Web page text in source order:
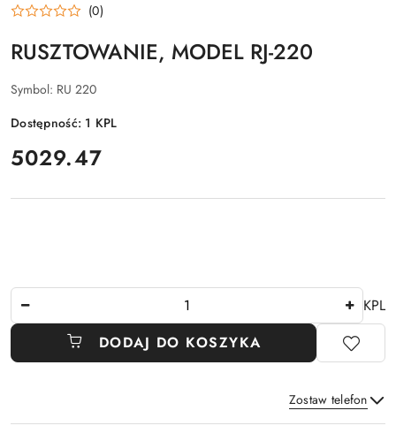
(0)
RUSZTOWANIE, MODEL RJ-220
Symbol: RU 220
Dostępność: 1 KPL
cena:
5029.47
KPL
DODAJ DO KOSZYKA
Zostaw telefon